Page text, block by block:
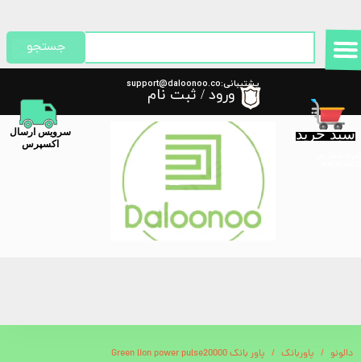
پشتیبانی:support@daloonoo.co
m
سبد خرید
​سرویس ارسال
اکسپرس
جستجو
ورود / ثبت نام
حساب کاربری من
تغییر گذر واژه
سفارشات
خروج از حساب کاربری
دالونو پاوربانک پاور بانک Green lion power pulse20000